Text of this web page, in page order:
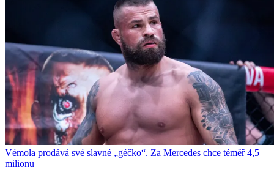
Vémola prodává své slavné „géčko“. Za Mercedes chce téměř 4,5
milionu